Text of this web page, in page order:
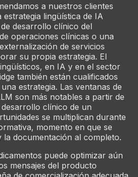
a nuestros clientes
lingüística de IA
desarrollo clínico del
operaciones clínicas o una
de servicios
su propia estrategia. El
en IA y en el sector
también están cualificados
estrategia. Las ventanas de
son más notables a partir de
clínico de un
se multiplican durante
momento en que se
la documentación al completo.
puede optimizar aún
mensajes del producto